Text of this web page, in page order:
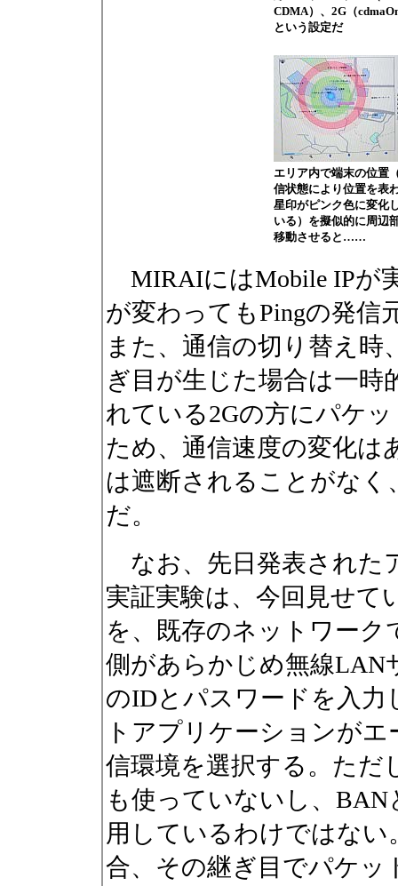
CDMA）、2G（
という設定だ
エリア内で端末の位置
信状態により位置を表
星印がピンク色に変化
いる）を擬似的に周辺
移動させると……
MIRAIにはMobile IPが
が変わってもPingの発信
また、通信の切り替え
ぎ目が生じた場合は一時
れている2Gの方にパケ
ため、通信速度の変化は
は遮断されることがなく
だ。
なお、先日発表された
実証実験は、今回見せて
を、既存のネットワー
側があらかじめ無線LAN
のIDとパスワードを入
トアプリケーションが
信環境を選択する。ただ
も使っていないし、
用しているわけではな
合、その継ぎ目でパケッ